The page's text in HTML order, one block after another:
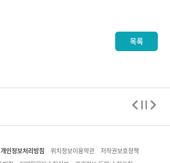
목록
개인정보처리방침 위치정보이용약관 저작권보호정책